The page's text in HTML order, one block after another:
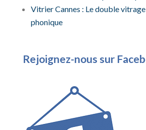
Vitrier Cannes : Le double
phonique
Rejoignez-nous sur